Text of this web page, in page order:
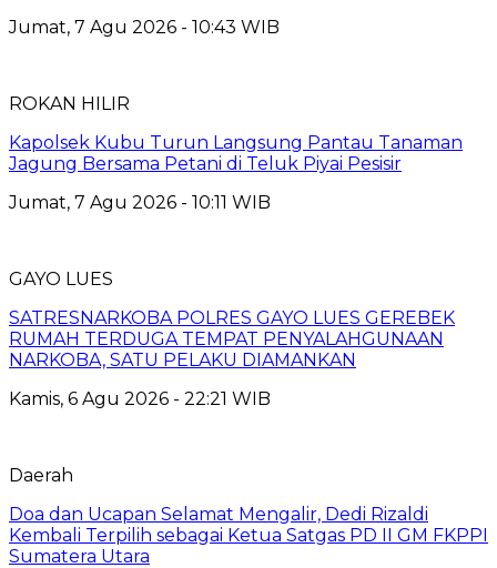
Jumat, 7 Agu 2026 - 10:43 WIB
ROKAN HILIR
Kapolsek Kubu Turun Langsung Pantau Tanaman
Jagung Bersama Petani di Teluk Piyai Pesisir
Jumat, 7 Agu 2026 - 10:11 WIB
GAYO LUES
SATRESNARKOBA POLRES GAYO LUES GEREBEK
RUMAH TERDUGA TEMPAT PENYALAHGUNAAN
NARKOBA, SATU PELAKU DIAMANKAN
Kamis, 6 Agu 2026 - 22:21 WIB
Daerah
Doa dan Ucapan Selamat Mengalir, Dedi Rizaldi
Kembali Terpilih sebagai Ketua Satgas PD II GM FKPPI
Sumatera Utara